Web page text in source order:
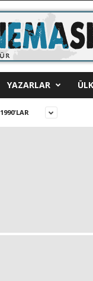
YAZARLAR
1990'LAR